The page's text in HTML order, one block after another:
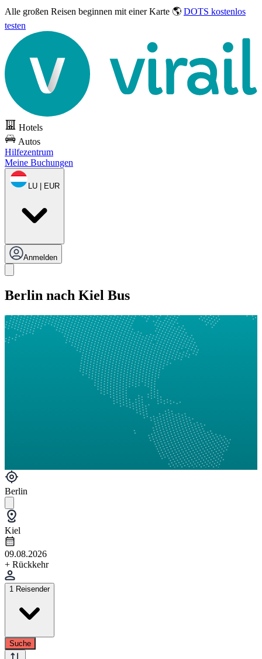
Alle großen Reisen beginnen mit einer Karte 🌎 DOTS kostenlos
testen
Hotels
Autos
Hilfezentrum
Meine Buchungen
LU | EUR
Anmelden
Berlin nach Kiel Bus
Berlin
Kiel
09.08.2026
+ Rückkehr
1 Reisender
Suche